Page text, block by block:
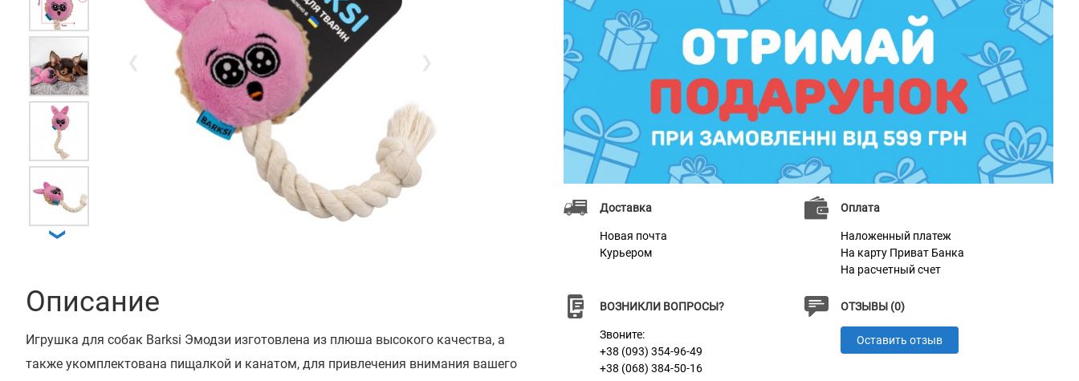
❯
Описание
Игрушка для собак Barksi Эмодзи изготовлена ​​из плюша высокого качества, а
также укомплектована пищалкой и канатом, для привлечения внимания вашего
Доставка
Новая почта
Курьером
Оплата
Наложенный платеж
На карту Приват Банка
На расчетный счет
ВОЗНИКЛИ ВОПРОСЫ?
Звоните:
+38 (093) 354-96-49
+38 (068) 384-50-16
ОТЗЫВЫ (0)
Оставить отзыв